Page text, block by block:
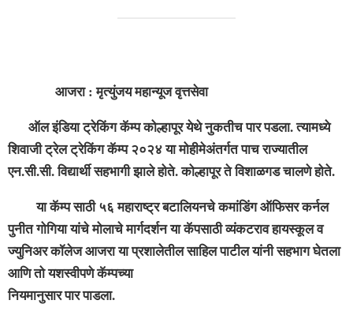
आजरा : मृत्युंजय महान्यूज वृत्तसेवा
ऑल इंडिया ट्रेकिंग कॅम्प कोल्हापूर येथे नुकतीच पार पडला. त्यामध्ये
शिवाजी ट्रेल ट्रेकिंग कॅम्प २०२४ या मोहीमेअंतर्गत पाच राज्यातील
एन.सी.सी. विद्यार्थी सहभागी झाले होते. कोल्हापूर ते विशाळगड चालणे होते.
या कॅम्प साठी ५६ महाराष्ट्र बटालियनचे कमांडिंग ऑफिसर कर्नल
पुनीत गोगिया यांचे मोलाचे मार्गदर्शन या कॅपसाठी व्यंकटराव हायस्कूल व
ज्युनिअर कॉलेज आजरा या प्रशालेतील साहिल पाटील यांनी सहभाग घेतला
आणि तो यशस्वीपणे कॅम्पच्या
नियमानुसार पार पाडला.